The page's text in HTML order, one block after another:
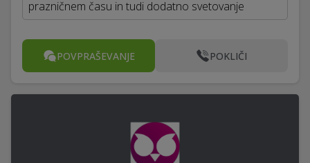
prazničnem času in tudi dodatno svetovanje
POVPRAŠEVANJE POKLIČI